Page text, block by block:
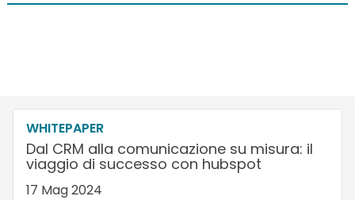
WHITEPAPER
Dal CRM alla comunicazione su misura: il
viaggio di successo con hubspot
17 Mag 2024